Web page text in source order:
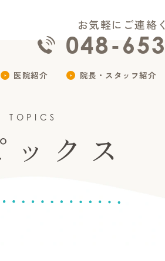
お気軽にご連絡
048-
医院紹介 院長・スタッフ紹介
TOPICS
ックス